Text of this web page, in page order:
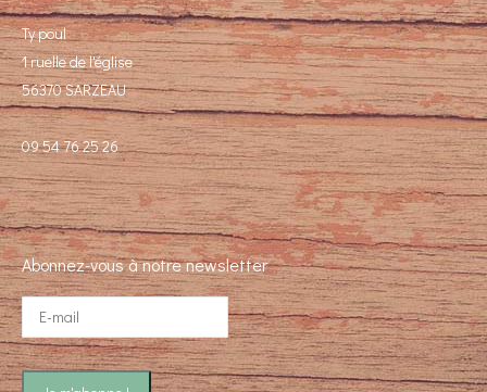
Ty poul
1 ruelle de l'église
56370 SARZEAU
09 54 76 25 26
Abonnez-vous à notre newsletter